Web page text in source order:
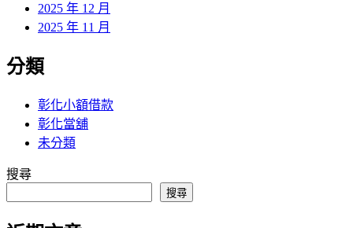
2025 年 12 月
2025 年 11 月
分類
彰化小額借款
彰化當舖
未分類
搜尋
搜尋